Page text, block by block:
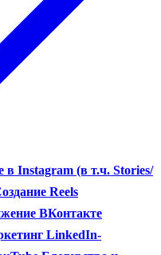
в Instagram (в т.ч. Stories/
Reels
ВКонтакте
LinkedIn-